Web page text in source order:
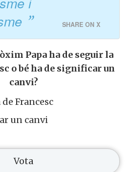
SHARE ON X
Papa ha de seguir la
o bé ha de significar un
canvi?
Francesc
un canvi